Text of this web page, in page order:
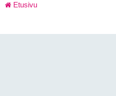
Etusivu